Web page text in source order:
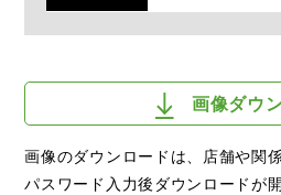
画像ダウ
画像のダウンロードは、店舗や関
パスワード入力後ダウンロードが